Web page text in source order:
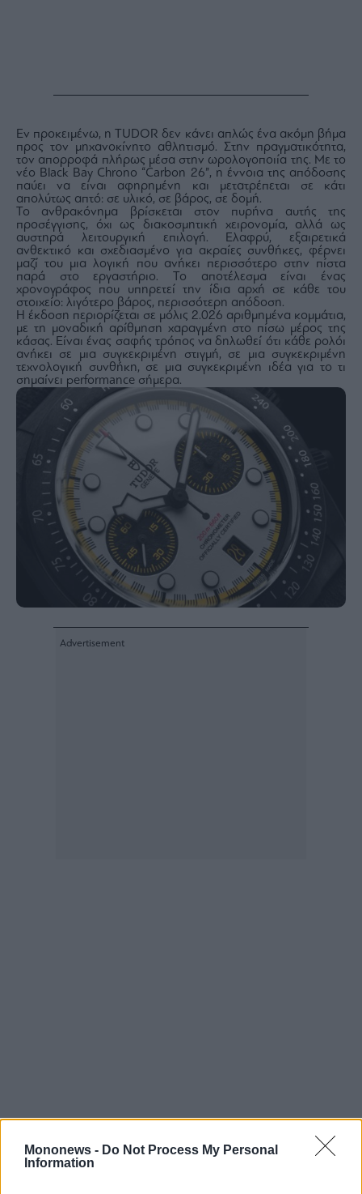
Mononews - Do Not Process My Personal
Information
Εν προκειμένω, η TUDOR δεν κάνει απλώς ένα ακόμη βήμα
προς τον μηχανοκίνητο αθλητισμό. Στην πραγματικότητα,
τον απορροφά πλήρως μέσα στην ωρολογοποιία της. Με το
νέο Black Bay Chrono “Carbon 26”, η έννοια της απόδοσης
παύει να είναι αφηρημένη και μετατρέπεται σε κάτι
απολύτως απτό: σε υλικό, σε βάρος, σε δομή.
Το ανθρακόνημα βρίσκεται στον πυρήνα αυτής της
προσέγγισης, όχι ως διακοσμητική χειρονομία, αλλά ως
αυστηρά λειτουργική επιλογή. Ελαφρύ, εξαιρετικά
ανθεκτικό και σχεδιασμένο για ακραίες συνθήκες, φέρνει
μαζί του μια λογική που ανήκει περισσότερο στην πίστα
παρά στο εργαστήριο. Το αποτέλεσμα είναι ένας
χρονογράφος που υπηρετεί την ίδια αρχή σε κάθε του
στοιχείο: λιγότερο βάρος, περισσότερη απόδοση.
Η έκδοση περιορίζεται σε μόλις 2.026 αριθμημένα κομμάτια,
με τη μοναδική αρίθμηση χαραγμένη στο πίσω μέρος της
κάσας. Είναι ένας σαφής τρόπος να δηλωθεί ότι κάθε ρολόι
ανήκει σε μια συγκεκριμένη στιγμή, σε μια συγκεκριμένη
τεχνολογική συνθήκη, σε μια συγκεκριμένη ιδέα για το τι
σημαίνει performance σήμερα.